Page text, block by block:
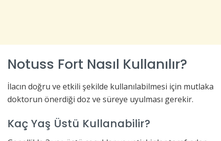
Notuss Fort Nasıl Kullanılır?
İlacın doğru ve etkili şekilde kullanılabilmesi için mutlaka
doktorun önerdiği doz ve süreye uyulması gerekir.
Kaç Yaş Üstü Kullanabilir?